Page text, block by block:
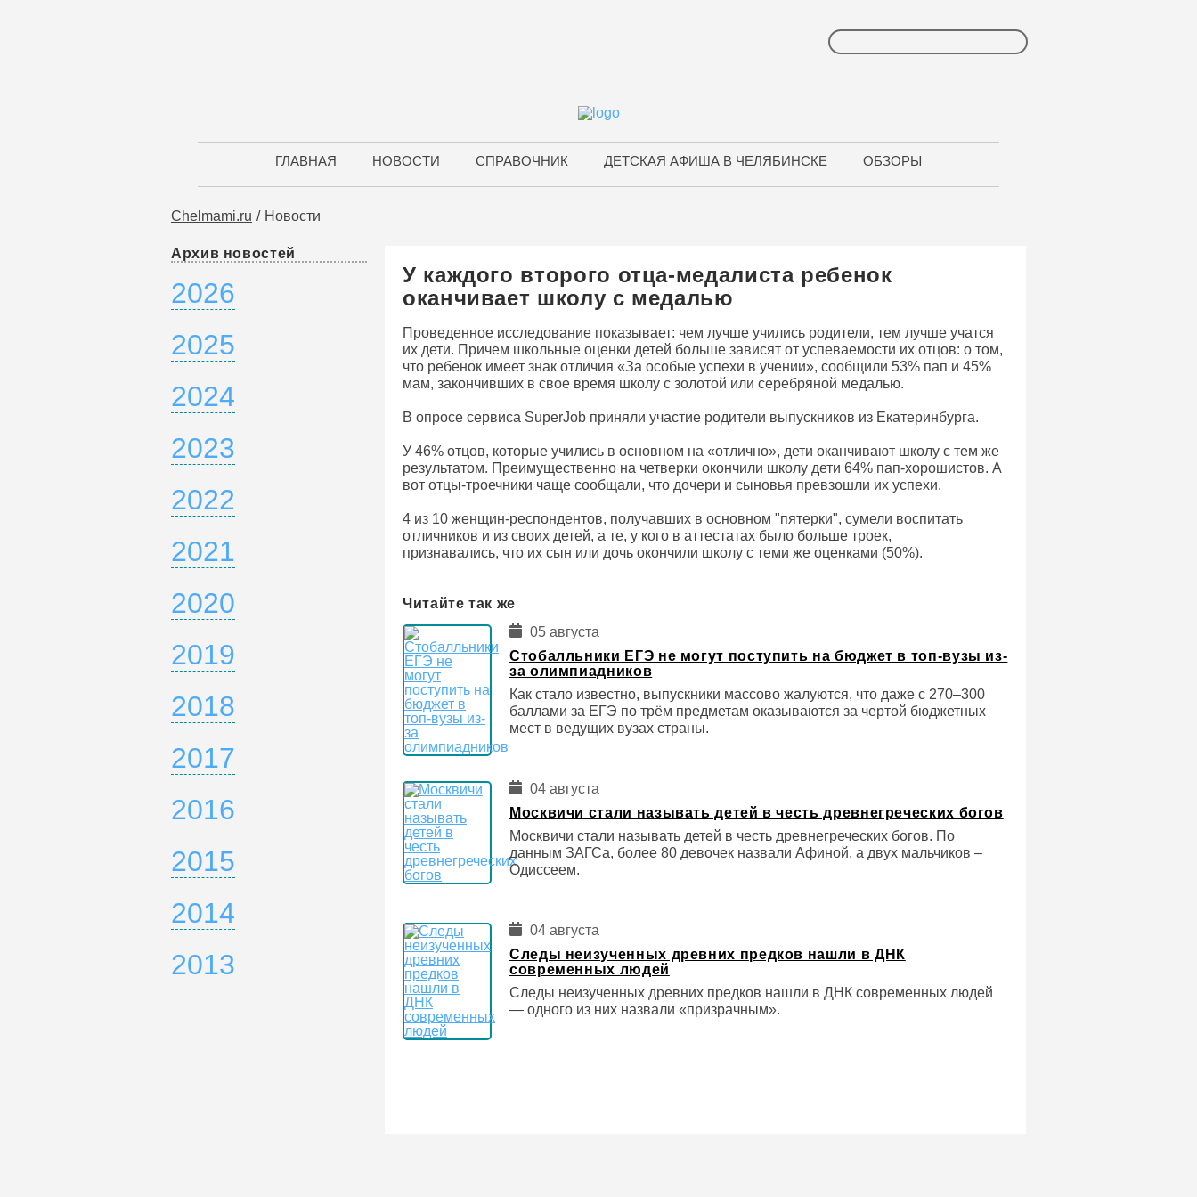
ГЛАВНАЯ НОВОСТИ СПРАВОЧНИК ДЕТСКАЯ АФИША В ЧЕЛЯБИНСКЕ ОБЗОРЫ
Chelmami.ru Новости
Архив новостей
2026
2025
2024
2023
2022
2021
2020
2019
2018
2017
2016
2015
2014
2013
У каждого второго отца-медалиста ребенок
оканчивает школу с медалью
Проведенное исследование показывает: чем лучше учились родители, тем лучше учатся
их дети. Причем школьные оценки детей больше зависят от успеваемости их отцов: о том,
что ребенок имеет знак отличия «За особые успехи в учении», сообщили 53% пап и 45%
мам, закончивших в свое время школу с золотой или серебряной медалью.
В опросе сервиса SuperJob приняли участие родители выпускников из Екатеринбурга.
У 46% отцов, которые учились в основном на «отлично», дети оканчивают школу с тем же
результатом. Преимущественно на четверки окончили школу дети 64% пап-хорошистов. А
вот отцы-троечники чаще сообщали, что дочери и сыновья превзошли их успехи.
4 из 10 женщин-респондентов, получавших в основном "пятерки", сумели воспитать
отличников и из своих детей, а те, у кого в аттестатах было больше троек,
признавались, что их сын или дочь окончили школу с теми же оценками (50%).
Читайте так же
05 августа
Стобалльники ЕГЭ не могут поступить на бюджет в топ-вузы из-
за олимпиадников
Как стало известно, выпускники массово жалуются, что даже с 270–300
баллами за ЕГЭ по трём предметам оказываются за чертой бюджетных
мест в ведущих вузах страны.
04 августа
Москвичи стали называть детей в честь древнегреческих богов
Москвичи стали называть детей в честь древнегреческих богов. По
данным ЗАГСа, более 80 девочек назвали Афиной, а двух мальчиков –
Одиссеем.
04 августа
Следы неизученных древних предков нашли в ДНК
современных людей
Следы неизученных древних предков нашли в ДНК современных людей
— одного из них назвали «призрачным».